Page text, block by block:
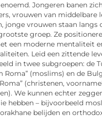
Jongeren banen
vrouwen van middelbare
jonge vrouwen staan ​​langs
groep. Ze
een moderne mentaliteit
Leid een zittende
in twee subgroepen: de
Roma” (moslims) en de
(christenen,
We kunnen echter
hebben – bijvoorbeeld
belijden en